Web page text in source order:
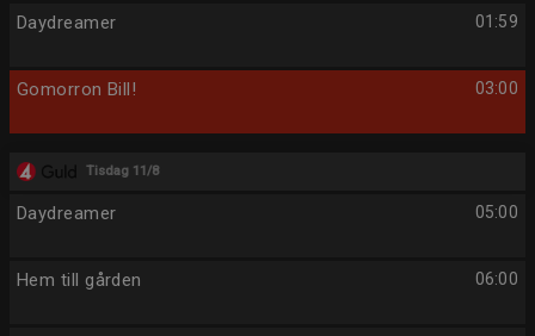
01:59
Daydreamer
03:00
Gomorron Bill!
Tisdag 11/8
05:00
Daydreamer
06:00
Hem till gården